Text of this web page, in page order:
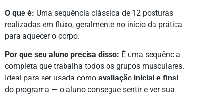
O que é: Uma sequência clássica de 12 posturas
realizadas em fluxo, geralmente no início da prática
para aquecer o corpo.
Por que seu aluno precisa disso: É uma sequência
completa que trabalha todos os grupos musculares.
Ideal para ser usada como avaliação inicial e final
do programa — o aluno consegue sentir e ver sua